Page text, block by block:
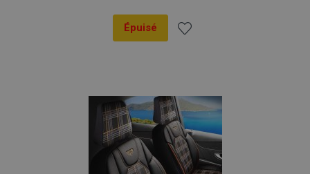
Épuisé
liste
d'achats